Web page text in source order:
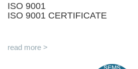
ISO 9001
ISO 9001 CERTIFICATE
read more >